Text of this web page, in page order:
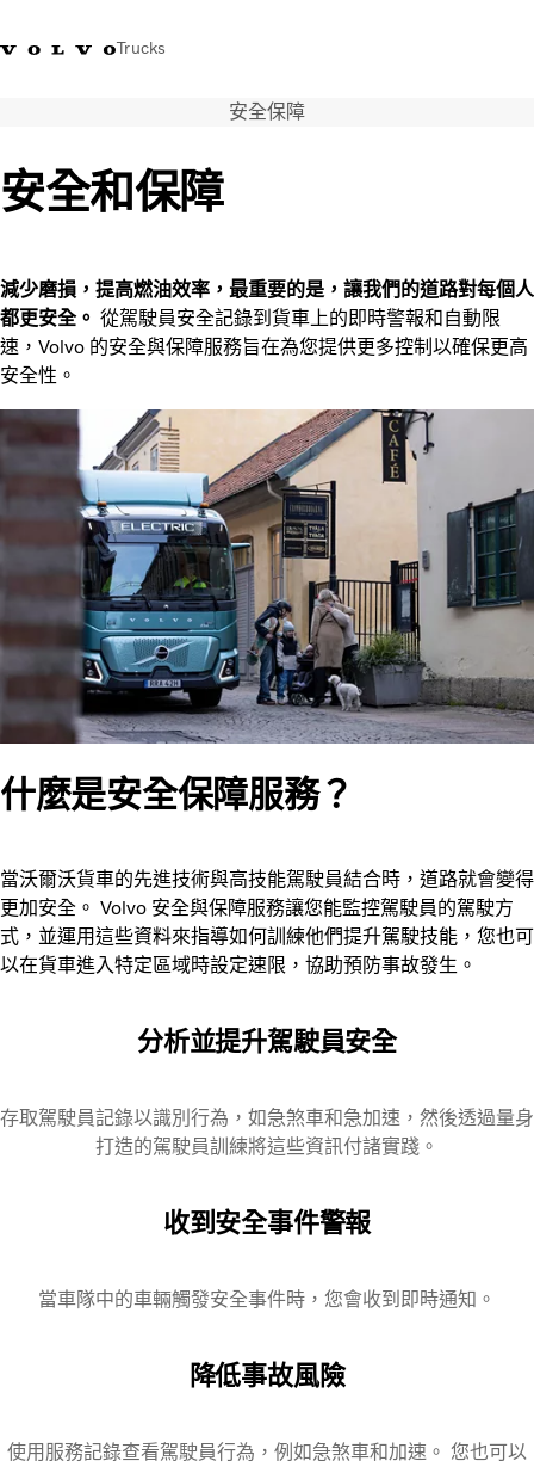
Trucks
售服專線 3713 1788Volvo Trucks 商店
運輸解決方案
尋找經銷商
News
關於我們
聯絡我們
IAL 電子報
下載專區
安全保障
安全和保障
減少磨損，提高燃油效率，最重要的是，讓我們的道路對每個人
都更安全。 從駕駛員安全記錄到貨車上的即時警報和自動限
速，Volvo 的安全與保障服務旨在為您提供更多控制以確保更高
安全性。
什麼是安全保障服務？
當沃爾沃貨車的先進技術與高技能駕駛員結合時，道路就會變得
更加安全。 Volvo 安全與保障服務讓您能監控駕駛員的駕駛方
式，並運用這些資料來指導如何訓練他們提升駕駛技能，您也可
以在貨車進入特定區域時設定速限，協助預防事故發生。
分析並提升駕駛員安全
存取駕駛員記錄以識別行為，如急煞車和急加速，然後透過量身
打造的駕駛員訓練將這些資訊付諸實踐。
收到安全事件警報
當車隊中的車輛觸發安全事件時，您會收到即時通知。
降低事故風險
使用服務記錄查看駕駛員行為，例如急煞車和加速。 您也可以